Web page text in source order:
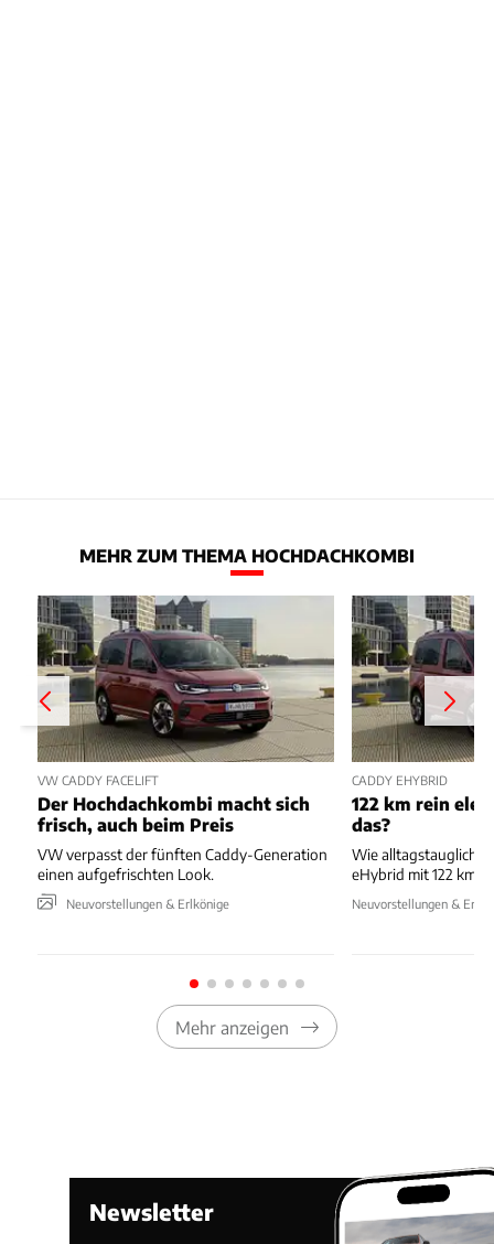
MEHR ZUM THEMA HOCHDACHKOMBI
VW CADDY FACELIFT
Der Hochdachkombi macht sich
frisch, auch beim Preis
VW verpasst der fünften Caddy-Generation
einen aufgefrischten Look.
Neuvorstellungen & Erlkönige
CADDY EHYBRID
122 km rein
das?
Wie alltagstauglich
eHybrid mit 122 km
Neuvorstellungen &
Mehr anzeigen
Newsletter